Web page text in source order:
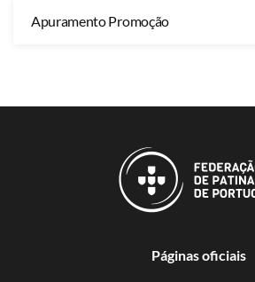
Apuramento Promoção
Páginas oficiais